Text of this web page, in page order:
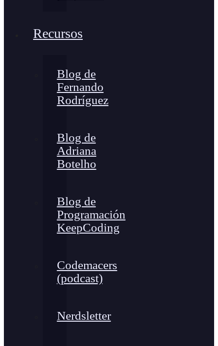
Recursos
Blog de
Fernando
Rodríguez
Blog de
Adriana
Botelho
Blog de
Programación
KeepCoding
Codemacers
(podcast)
Nerdsletter